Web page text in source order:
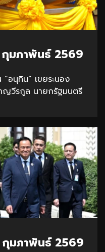
กุมภาพันธ์ 2569
อนุทิน” เขยระนอง
ญวีรกูล นายกรัฐมนตรี
กุมภาพันธ์ 2569